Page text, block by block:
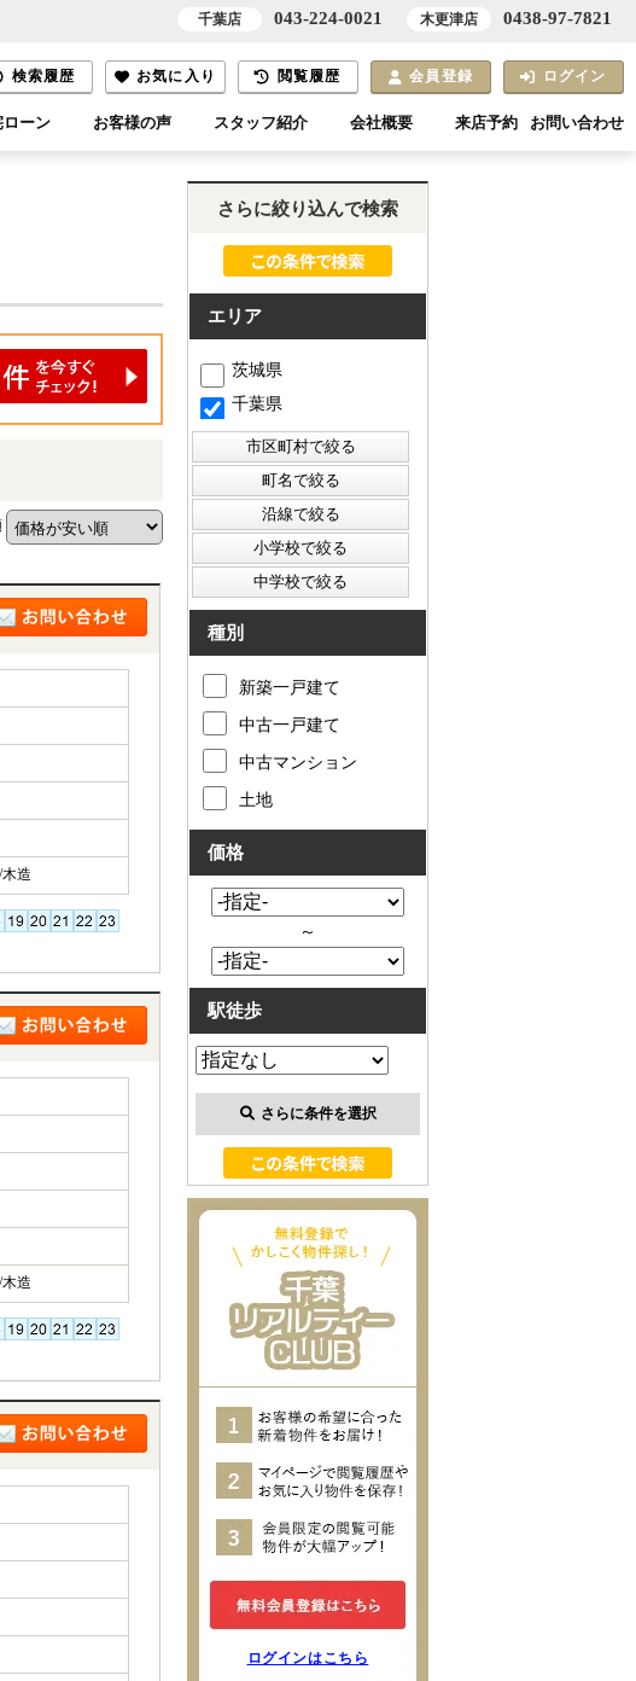
検索履歴 お気に入り 閲覧履歴 会員登録 ログイン
ローン お客様の声 スタッフ紹介 会社概要 来店予約 お問い合わせ
造
造
さらに絞り込んで検索
エリア
茨城県
千葉県
種別
新築一戸建て
中古一戸建て
中古マンション
土地
価格
～
駅徒歩
さらに条件を選択
ログインはこちら
千葉店 043-224-0021 木更津店 0438-97-7821